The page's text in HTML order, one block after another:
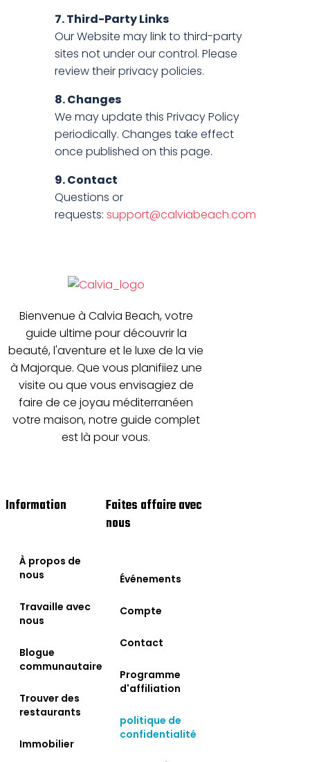
7. Third-Party Links
Our Website may link to third-party
sites not under our control. Please
review their privacy policies.
8. Changes
We may update this Privacy Policy
periodically. Changes take effect
once published on this page.
9. Contact
Questions or
requests: support@calviabeach.com
Bienvenue à Calvia Beach, votre
guide ultime pour découvrir la
beauté, l'aventure et le luxe de la vie
à Majorque. Que vous planifiiez une
visite ou que vous envisagiez de
faire de ce joyau méditerranéen
votre maison, notre guide complet
est là pour vous.
Information
À propos de
nous
Travaille avec
nous
Blogue
communautaire
Trouver des
restaurants
Immobilier
Faites affaire avec
nous
Événements
Compte
Contact
Programme
d'affiliation
politique de
confidentialité